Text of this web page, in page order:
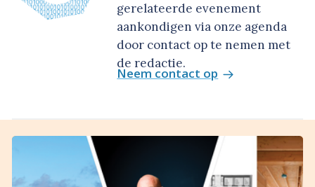
gerelateerde evenement
aankondigen via onze agenda
door contact op te nemen met
de redactie.
Neem contact op